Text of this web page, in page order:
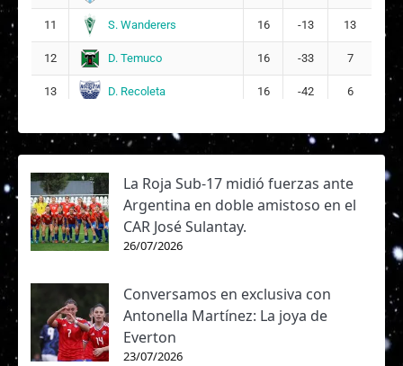
11 S. Wanderers 16 -13 13
12 D. Temuco 16 -33 7
13 D. Recoleta 16 -42 6
La Roja Sub-17 midió fuerzas ante
Argentina en doble amistoso en el
CAR José Sulantay.
26/07/2026
Conversamos en exclusiva con
Antonella Martínez: La joya de
Everton
23/07/2026